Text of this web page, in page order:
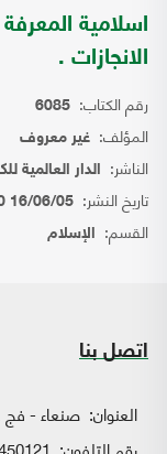
اسلامية
الانجازات .
رقم الكتاب: 6085
المؤلف: غير معروف
الناشر: الدار العالمية
تاريخ النشر: 16/06/05 12:00:00 AM
القسم: الإسلام
اتصل بنا
العنوان: صنعاء - فج